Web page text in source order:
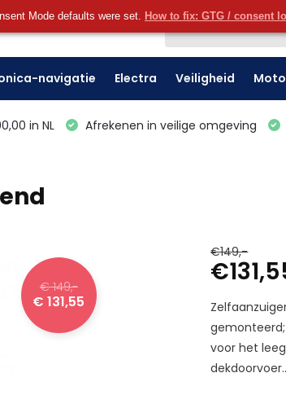
Mode defaults were set. How to fix: GTG / consent
navigatie Electra Veiligheid
in NL Afrekenen in veilige omgeving
€ 149,-
€ 131,55
€149,-
voor het